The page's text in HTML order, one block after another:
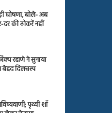
घोषणा, बोले- अब
की ठोकरें नहीं
रहाणे ने सुनाया
बेहद दिलचस्प
पृथ्वी शॉ